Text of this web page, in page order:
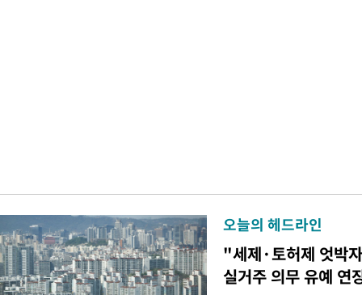
오늘의 헤드라인
"세제·토허제 엇박
실거주 의무 유예 연